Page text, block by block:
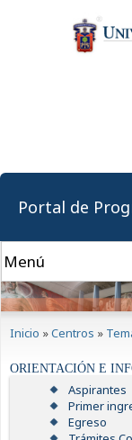
Portal de
Inicio »Centros »
ORIENTACIÓN E
Aspirantes
Primer
Egreso